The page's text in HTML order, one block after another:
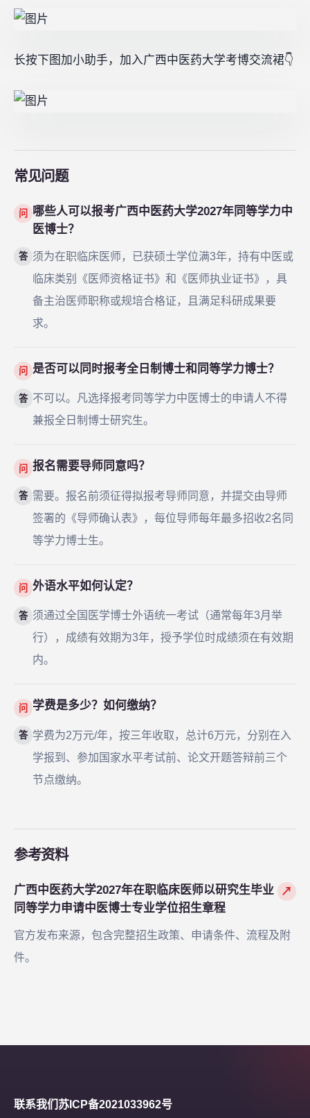
长按下图加小助手，加入广西中医药大学考博交流裙👇
常见问题
问
哪些人可以报考广西中医药大学2027年同等学力中
医博士？
答 须为在职临床医师，已获硕士学位满3年，持有中医或
临床类别《医师资格证书》和《医师执业证书》，具
备主治医师职称或规培合格证，且满足科研成果要
求。
问 是否可以同时报考全日制博士和同等学力博士？
答 不可以。凡选择报考同等学力中医博士的申请人不得
兼报全日制博士研究生。
问 报名需要导师同意吗？
答 需要。报名前须征得拟报考导师同意，并提交由导师
签署的《导师确认表》，每位导师每年最多招收2名同
等学力博士生。
问 外语水平如何认定？
答 须通过全国医学博士外语统一考试（通常每年3月举
行），成绩有效期为3年，授予学位时成绩须在有效期
内。
问 学费是多少？如何缴纳？
答 学费为2万元/年，按三年收取，总计6万元，分别在入
学报到、参加国家水平考试前、论文开题答辩前三个
节点缴纳。
参考资料
广西中医药大学2027年在职临床医师以研究生毕业
同等学力申请中医博士专业学位招生章程
↗
官方发布来源，包含完整招生政策、申请条件、流程及附
件。
联系我们 苏ICP备2021033962号